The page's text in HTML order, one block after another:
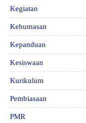
Kegiatan
Kehumasan
Kepanduan
Kesiswaan
Kurikulum
Pembiasaan
PMR